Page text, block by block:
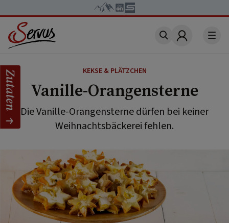
Account
KEKSE & PLÄTZCHEN
Vanille-Orangensterne
Die Vanille-Orangensterne dürfen bei keiner
Weihnachtsbäckerei fehlen.
Zutaten